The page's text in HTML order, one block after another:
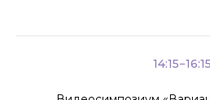
14:15−16:15